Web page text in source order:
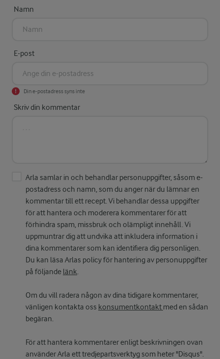
Namn
E-post
Din e-postadress syns inte
Skriv din kommentar
Arla samlar in och behandlar personuppgifter, såsom e-
postadress och namn, som du anger när du lämnar en
kommentar till ett recept. Vi behandlar dessa uppgifter
för att hantera och moderera kommentarer för att
förhindra spam, missbruk och olämpligt innehåll. Vi
uppmuntrar dig att undvika att inkludera information i
dina kommentarer som kan identifiera dig personligen.
Du kan läsa Arlas policy för hantering av personuppgifter
på följande länk.
Om du vill radera någon av dina tidigare kommentarer,
vänligen kontakta oss konsumentkontakt med en sådan
begäran.
För att hantera kommentarer enligt beskrivningen ovan
använder Arla ett tredjepartsverktyg som heter "Disqus".